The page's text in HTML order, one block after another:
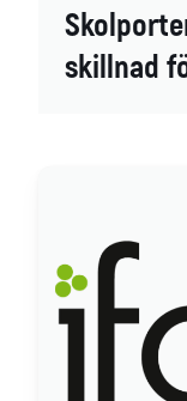
skillnad